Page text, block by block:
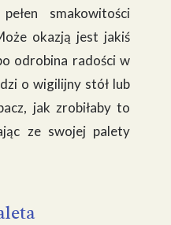
smakowitości
okazją jest jakiś
odrobina radości w
o wigilijny stół lub
jak zrobiłaby to
ze swojej palety